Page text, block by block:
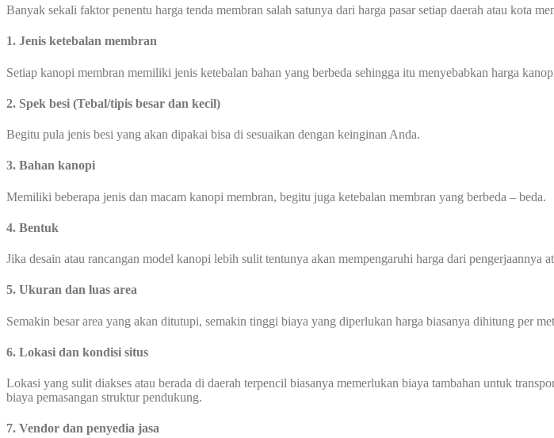
Banyak sekali faktor penentu harga tenda membran salah satunya dari harga pasar setiap daerah atau kota
1. Jenis ketebalan membran
Setiap kanopi membran memiliki jenis ketebalan bahan yang berbeda sehingga itu menyebabkan harga
2. Spek besi (Tebal/tipis besar dan kecil)
Begitu pula jenis besi yang akan dipakai bisa di sesuaikan dengan keinginan Anda.
3. Bahan kanopi
Memiliki beberapa jenis dan macam kanopi membran, begitu juga ketebalan membran yang berbeda – beda.
4. Bentuk
Jika desain atau rancangan model kanopi lebih sulit tentunya akan mempengaruhi harga dari pengerjaannya
5. Ukuran dan luas area
Semakin besar area yang akan ditutupi, semakin tinggi biaya yang diperlukan harga biasanya dihitung per
6. Lokasi dan kondisi situs
Lokasi yang sulit diakses atau berada di daerah terpencil biasanya memerlukan biaya tambahan untuk
biaya pemasangan struktur pendukung.
7. Vendor dan penyedia jasa